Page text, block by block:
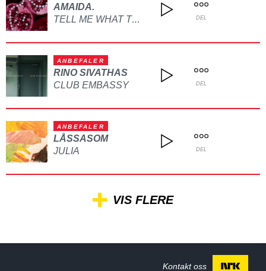
AMAIDA.
TELL ME WHAT TO DO DEL
ANBEFALER
RINO SIVATHAS
CLUB EMBASSY
DEL
ANBEFALER
LÅSSASOM
JULIA
DEL
VIS FLERE
Kontakt oss